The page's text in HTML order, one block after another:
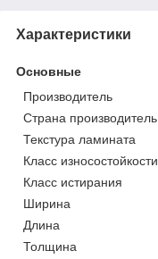
Характеристики
Основные
Производитель
Страна производитель
Текстура ламината
Класс износостойкости
Класс истирания
Ширина
Длина
Толщина